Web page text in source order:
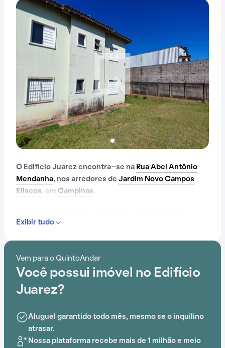
O Edifício Juarez encontra-se na Rua Abel Antônio
Mendanha, nos arredores de Jardim Novo Campos
Eliseos, em Campinas.
ESCOLA Rachel de Queiroz, que simplificam o
cotidiano.
desfrutar de gás encanado e churrasqueira, criando
um ambiente ideal para uma vida de qualidade.
Exibir tudo
Vem para o QuintoAndar
Você possui imóvel no Edifício
Juarez?
Aluguel garantido todo mês, mesmo se o inquilino
atrasar.
Nossa plataforma recebe mais de 1 milhão e meio